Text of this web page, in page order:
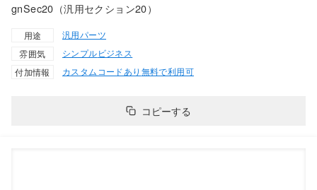
gnSec20（汎用セクション20）
用途
汎用パーツ
雰囲気
シンプルビジネス
付加情報
カスタムコードあり 無料で利用可
コピーする